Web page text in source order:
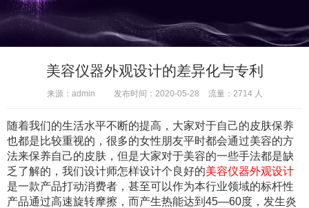
美容仪器外观设计的差异化与专利
来源：admin 发布时间：2020-05-28 流量：2714 人
随着我们的生活水平不断的提高，大家对于自己的皮肤保养
也都是比较重视的，很多的女性朋友平时都会通过美容的方
法来保养自己的皮肤，但是大家对于美容的一些手法都是缺
乏了解的，我们设计师怎样设计个良好的美容仪器外观设计
是一款产品打动消费者，甚至可以作为本行业领域的标杆性
产品通过高速旋转摩擦，而产生热能达到45—60度，发生炎